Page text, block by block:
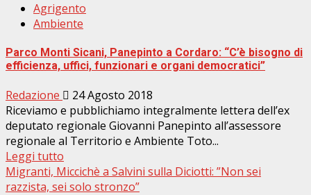
Agrigento
Ambiente
Parco Monti Sicani, Panepinto a Cordaro: “C’è bisogno di
efficienza, uffici, funzionari e organi democratici”
Redazione
24 Agosto 2018
Riceviamo e pubblichiamo integralmente lettera dell’ex
deputato regionale Giovanni Panepinto all’assessore
regionale al Territorio e Ambiente Toto...
Leggi tutto
Migranti, Miccichè a Salvini sulla Diciotti: ”Non sei
razzista, sei solo stronzo”